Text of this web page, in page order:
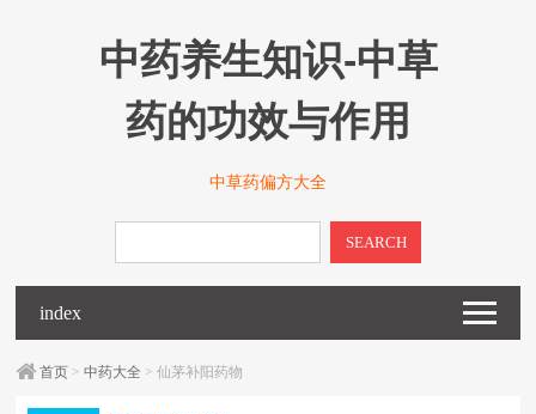
中药养生知识-中草
药的功效与作用
中草药偏方大全
SEARCH
index
首页 >中药大全 > 仙茅补阳药物